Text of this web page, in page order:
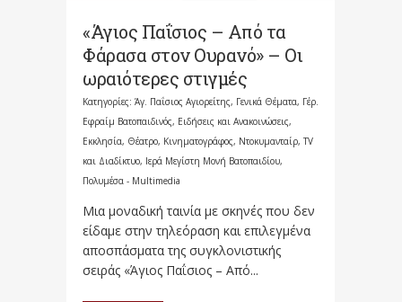
«Άγιος Παΐσιος – Από τα
Φάρασα στον Ουρανό» – Οι
ωραιότερες στιγμές
Κατηγορίες: Άγ. Παΐσιος Αγιορείτης, Γενικά Θέματα, Γέρ.
Εφραίμ Βατοπαιδινός, Ειδήσεις και Ανακοινώσεις,
Εκκλησία, Θέατρο, Κινηματογράφος, Ντοκυμανταίρ, TV
και Διαδίκτυο, Ιερά Μεγίστη Μονή Βατοπαιδίου,
Πολυμέσα - Multimedia
Μια μοναδική ταινία με σκηνές που δεν
είδαμε στην τηλεόραση και επιλεγμένα
αποσπάσματα της συγκλονιστικής
σειράς «Άγιος Παΐσιος – Από...